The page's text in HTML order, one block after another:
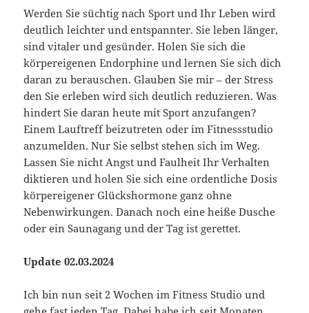
Werden Sie süchtig nach Sport und Ihr Leben wird
deutlich leichter und entspannter. Sie leben länger,
sind vitaler und gesünder. Holen Sie sich die
körpereigenen Endorphine und lernen Sie sich dich
daran zu berauschen. Glauben Sie mir – der Stress
den Sie erleben wird sich deutlich reduzieren. Was
hindert Sie daran heute mit Sport anzufangen?
Einem Lauftreff beizutreten oder im Fitnessstudio
anzumelden. Nur Sie selbst stehen sich im Weg.
Lassen Sie nicht Angst und Faulheit Ihr Verhalten
diktieren und holen Sie sich eine ordentliche Dosis
körpereigener Glückshormone ganz ohne
Nebenwirkungen. Danach noch eine heiße Dusche
oder ein Saunagang und der Tag ist gerettet.
Update 02.03.2024
Ich bin nun seit 2 Wochen im Fitness Studio und